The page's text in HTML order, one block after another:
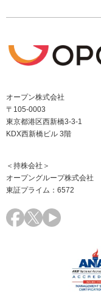
オープン株式会社
〒105-0003
東京都港区西新橋3-3-1
KDX西新橋ビル 3階
＜持株会社＞
オープングループ株式会社
東証プライム：6572